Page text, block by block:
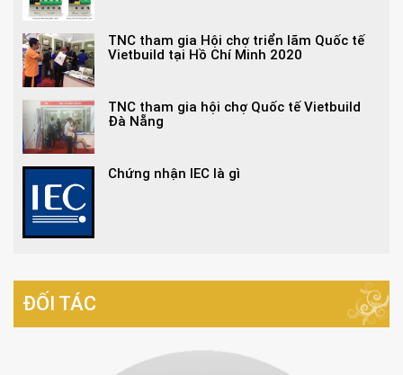
TNC tham gia Hội chợ triển lãm Quốc tế
Vietbuild tại Hồ Chí Minh 2020
TNC tham gia hội chợ Quốc tế Vietbuild
Đà Nẵng
Chứng nhận IEC là gì
ĐỐI TÁC